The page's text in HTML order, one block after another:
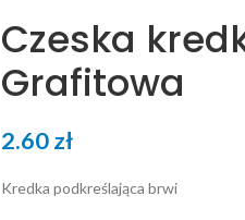
Czeska
Grafitowa
2.60zł
Kredka podkreślająca brwi